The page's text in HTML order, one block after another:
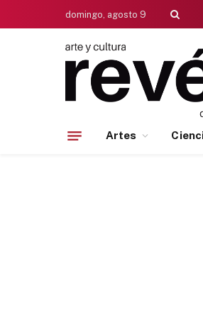
domingo, agosto 9
Artes